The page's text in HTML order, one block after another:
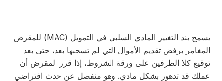
يسمح بند التغيير المادي السلبي في التمويل (MAC) للمقرض
المغامر برفض تقديم الأموال التي لم تسحبها بعد، حتى بعد
توقيع كلا الطرفين على ورقة الشروط، إذا قرر المقرض أن
عملك قد تدهور بشكل مادي. وهو منفصل عن حدث افتراضي